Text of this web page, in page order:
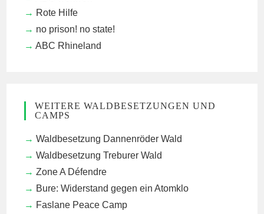
Rote Hilfe
no prison! no state!
ABC Rhineland
WEITERE WALDBESETZUNGEN UND
CAMPS
Waldbesetzung Dannenröder Wald
Waldbesetzung Treburer Wald
Zone A Défendre
Bure: Widerstand gegen ein Atomklo
Faslane Peace Camp